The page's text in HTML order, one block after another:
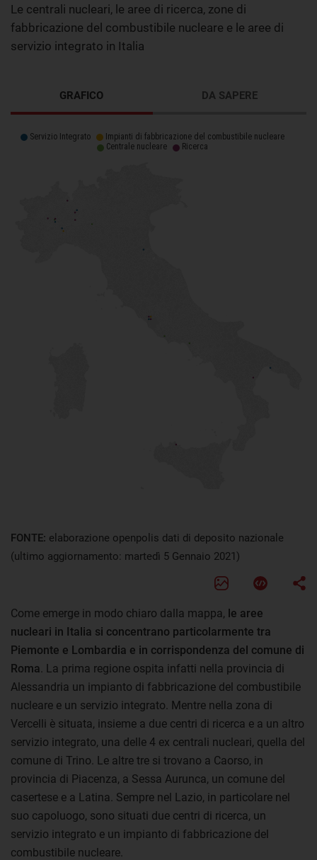
Le centrali nucleari, le aree di ricerca, zone di
fabbricazione del combustibile nucleare e le aree di
servizio integrato in Italia
GRAFICO DA SAPERE
FONTE: elaborazione openpolis dati di deposito nazionale
(ultimo aggiornamento: martedì 5 Gennaio 2021)
Come emerge in modo chiaro dalla mappa, le aree
nucleari in Italia si concentrano particolarmente tra
Piemonte e Lombardia e in corrispondenza del comune di
Roma . La prima regione ospita infatti nella provincia di
Alessandria un impianto di fabbricazione del combustibile
nucleare e un servizio integrato. Mentre nella zona di
Vercelli è situata, insieme a due centri di ricerca e a un altro
servizio integrato, una delle 4 ex centrali nucleari, quella del
comune di Trino. Le altre tre si trovano a Caorso, in
provincia di Piacenza, a Sessa Aurunca, un comune del
casertese e a Latina. Sempre nel Lazio, in particolare nel
suo capoluogo, sono situati due centri di ricerca, un
servizio integrato e un impianto di fabbricazione del
combustibile nucleare.